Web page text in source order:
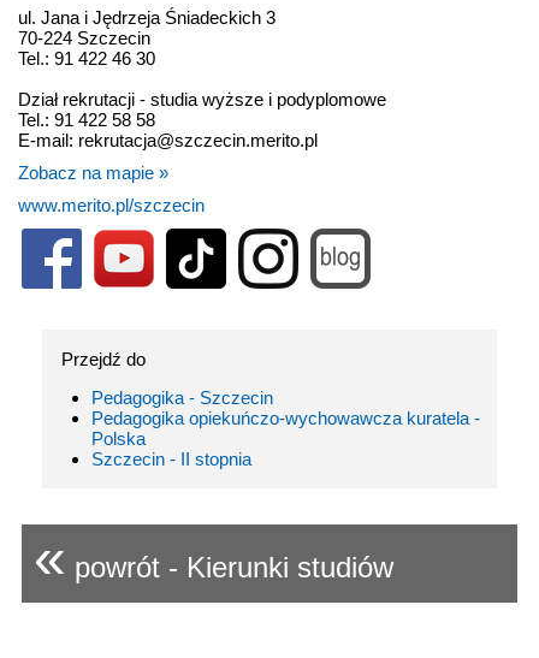
ul. Jana i Jędrzeja Śniadeckich 3
70-224 Szczecin
Tel.: 91 422 46 30
Dział rekrutacji - studia wyższe i podyplomowe
Tel.: 91 422 58 58
E-mail: rekrutacja@szczecin.merito.pl
Zobacz na mapie »
www.merito.pl/szczecin
Przejdź do
Pedagogika - Szczecin
Pedagogika opiekuńczo-wychowawcza kuratela -
Polska
Szczecin - II stopnia
« powrót - Kierunki studiów